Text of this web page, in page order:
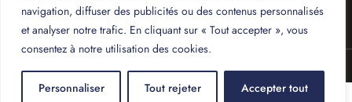
navigation, diffuser des publicités ou des contenus personnalisés
et analyser notre trafic. En cliquant sur « Tout accepter », vous
consentez à notre utilisation des cookies.
Personnaliser Tout rejeter Accepter tout